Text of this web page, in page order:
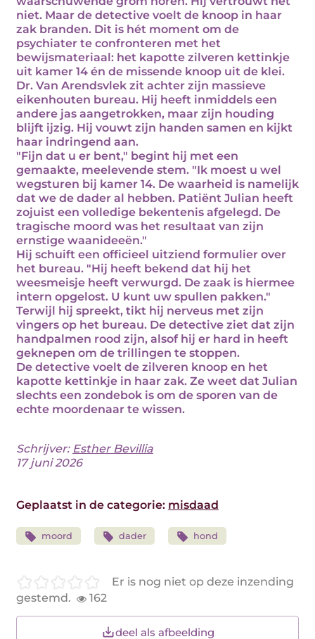
niet. Maar de detective voelt de knoop in haar
zak branden. Dit is hét moment om de
psychiater te confronteren met het
bewijsmateriaal: het kapotte zilveren kettinkje
uit kamer 14 én de missende knoop uit de klei.
Dr. Van Arendsvlek zit achter zijn massieve
eikenhouten bureau. Hij heeft inmiddels een
andere jas aangetrokken, maar zijn houding
blijft ijzig. Hij vouwt zijn handen samen en kijkt
haar indringend aan.
"Fijn dat u er bent," begint hij met een
gemaakte, meelevende stem. "Ik moest u wel
wegsturen bij kamer 14. De waarheid is namelijk
dat we de dader al hebben. Patiënt Julian heeft
zojuist een volledige bekentenis afgelegd. De
tragische moord was het resultaat van zijn
ernstige waanideeën."
Hij schuift een officieel uitziend formulier over
het bureau. "Hij heeft bekend dat hij het
weesmeisje heeft verwurgd. De zaak is hiermee
intern opgelost. U kunt uw spullen pakken."
Terwijl hij spreekt, tikt hij nerveus met zijn
vingers op het bureau. De detective ziet dat zijn
handpalmen rood zijn, alsof hij er hard in heeft
geknepen om de trillingen te stoppen.
De detective voelt de zilveren knoop en het
kapotte kettinkje in haar zak. Ze weet dat Julian
slechts een zondebok is om de sporen van de
echte moordenaar te wissen.
Schrijver: Esther Bevillia
17 juni 2026
Geplaatst in de categorie: misdaad
moord dader hond
Er is nog niet op deze inzending
gestemd.
162
deel als afbeelding